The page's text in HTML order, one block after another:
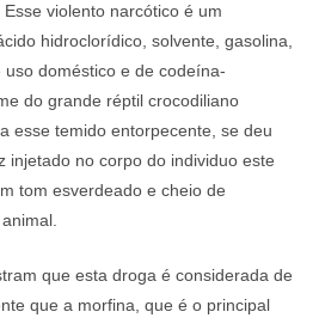
violento narcótico é um
hidroclorídico, solvente, gasolina,
doméstico e de codeína-
do grande réptil crocodiliano
esse temido entorpecente, se deu
injetado no corpo do individuo este
tom esverdeado e cheio de
que esta droga é considerada de
que a morfina, que é o principal